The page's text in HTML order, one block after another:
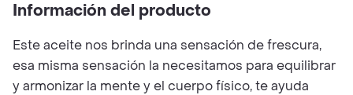
Información del producto
Este aceite nos brinda una sensación de frescura,
esa misma sensación la necesitamos para equilibrar
y armonizar la mente y el cuerpo físico, te ayuda